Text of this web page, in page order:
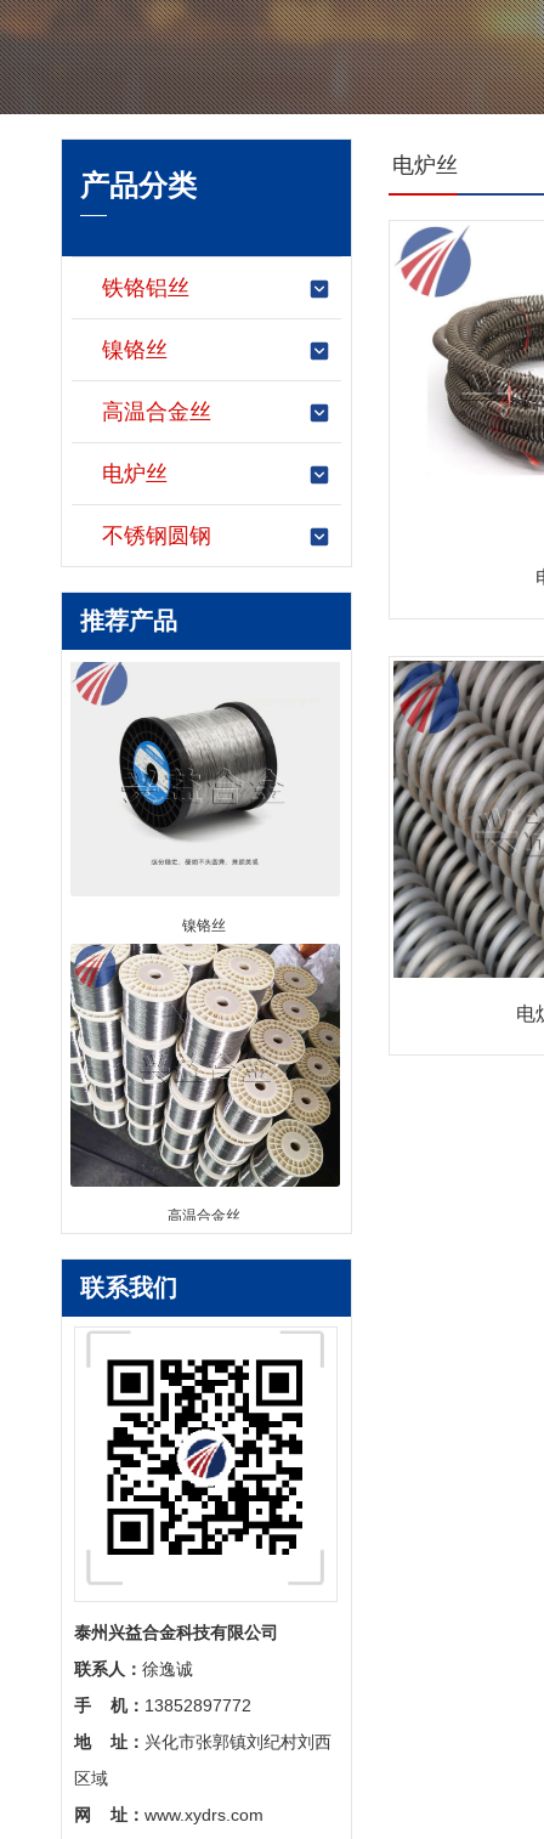
产品分类
铁铬铝丝
镍铬丝
高温合金丝
电炉丝
不锈钢圆钢
推荐产品
电炉发热丝
联系我们
泰州兴益合金科技有限公司
联系人： 徐逸诚
手 机： 13852897772
地 址： 兴化市张郭镇刘纪村刘西
区域
网 址： www.xydrs.com
电炉丝
电